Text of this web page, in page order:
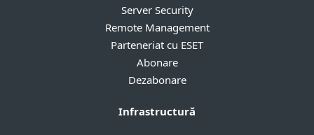
Server Security
Remote Management
Parteneriat cu ESET
Abonare
Dezabonare
Infrastructură